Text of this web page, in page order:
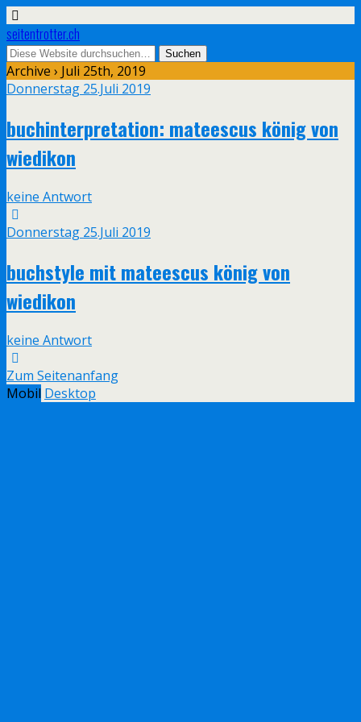
seitentrotter.ch
Archive › Juli 25th, 2019
Donnerstag 25.Juli 2019
buchinterpretation: mateescus könig von
wiedikon
keine Antwort
Donnerstag 25.Juli 2019
buchstyle mit mateescus könig von
wiedikon
keine Antwort
Zum Seitenanfang
Mobil Desktop